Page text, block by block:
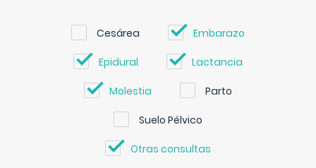
Cesárea Embarazo
Epidural Lactancia
Molestia Parto
Suelo Pélvico
Otras consultas